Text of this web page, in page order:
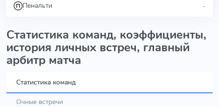
Пенальти -
Статистика команд, коэффициенты,
история личных встреч, главный
арбитр матча
Статистика команд
Очные встречи